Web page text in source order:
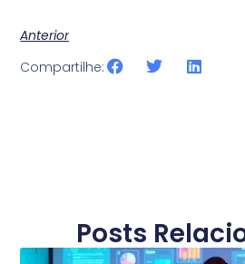
Anterior
Compartilhe:
Posts